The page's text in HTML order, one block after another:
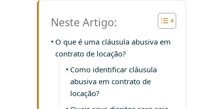
Neste Artigo:
O que é uma cláusula abusiva em
contrato de locação?
Como identificar cláusula
abusiva em contrato de
locação?